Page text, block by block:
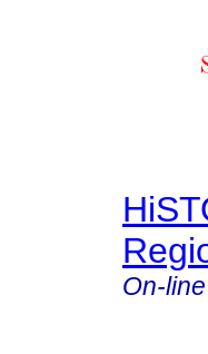
On-